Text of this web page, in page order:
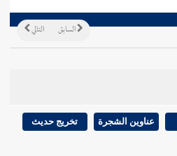
التالي السابق
عناوين الشجرة تخريج حديث